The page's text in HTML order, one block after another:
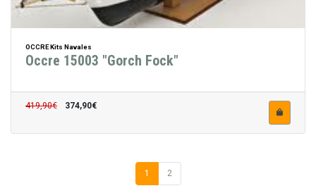
OCCRE Kits Navales
Occre 15003 "Gorch Fock"
419,90€ 374,90€
1 2